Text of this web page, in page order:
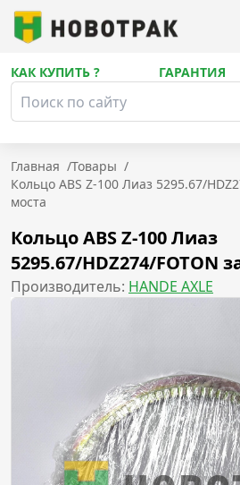
КАК КУПИТЬ ? ГАРАНТИЯ
Главная /Товары /
Кольцо ABS Z-100 Лиаз 5295.67/
моста
Кольцо ABS Z-100 Лиаз
5295.67/HDZ274/FOTON
Производитель: HANDE AXLE